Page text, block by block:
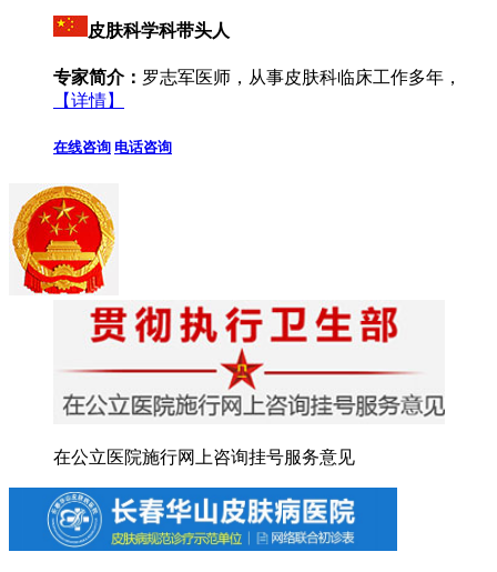
皮肤科学科带头人
专家简介： 罗志军医师，从事皮肤科临床工作多年，
【详情】
在线咨询 电话咨询
在公立医院施行网上咨询挂号服务意见